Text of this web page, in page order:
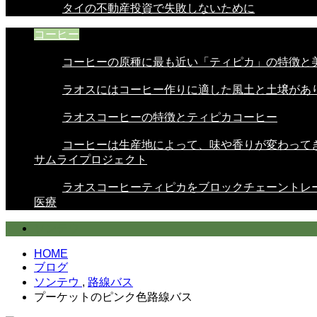
タイの不動産投資で失敗しないために
コーヒー
コーヒーの原種に最も近い「ティピカ」の特徴と
ラオスにはコーヒー作りに適した風土と土壌があ
ラオスコーヒーの特徴とティピカコーヒー
コーヒーは生産地によって、味や香りが変わって
サムライプロジェクト
ラオスコーヒーティピカをブロックチェーントレ
医療
HOME
ブログ
ソンテウ , 路線バス
プーケットのピンク色路線バス